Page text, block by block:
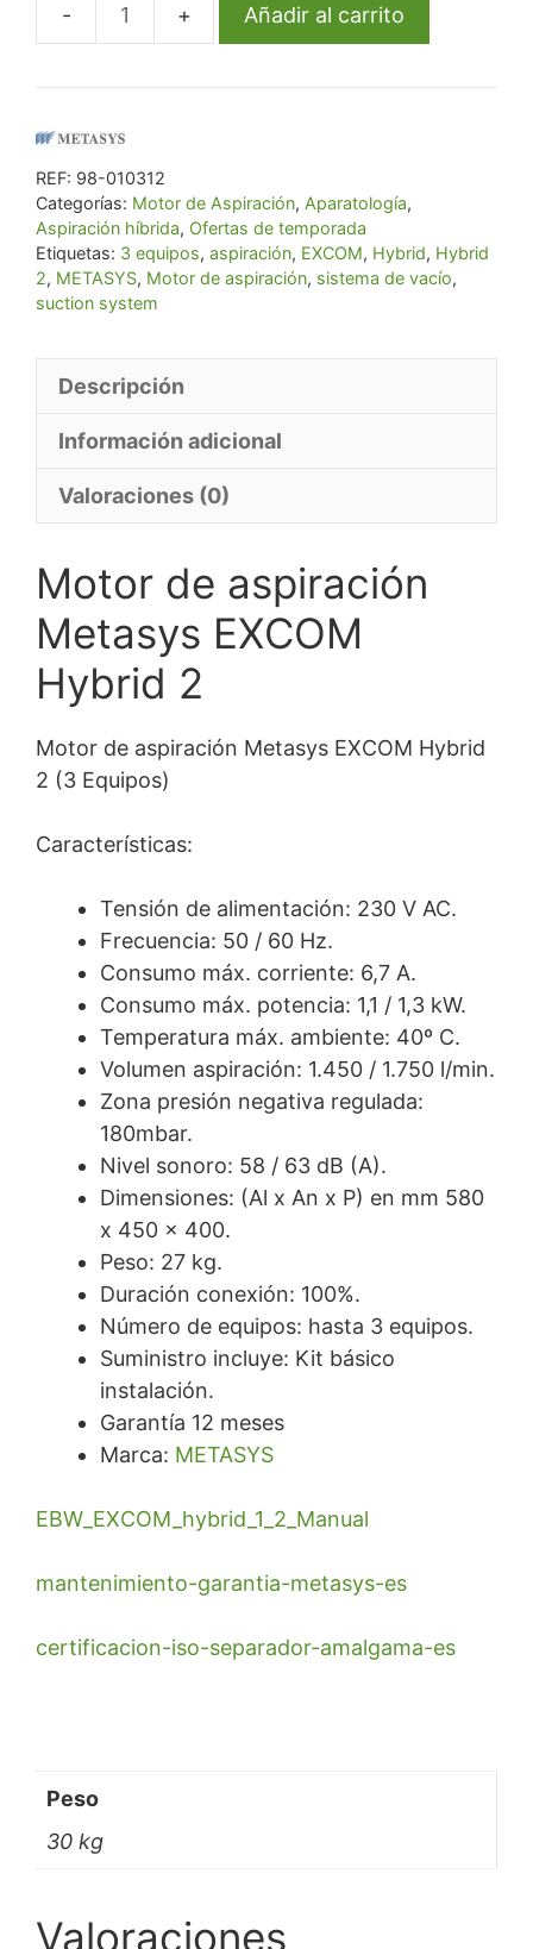
Motor
aspiración
2
cantidad
Añadir al carrito
REF: 98-010312
Categorías: Motor de Aspiración, Aparatología,
Aspiración híbrida, Ofertas de temporada
Etiquetas: 3 equipos, aspiración, EXCOM, Hybrid, Hybrid
2, METASYS, Motor de aspiración, sistema de vacío,
suction system
Descripción
Información adicional
Valoraciones (0)
Motor de aspiración
Metasys EXCOM
Hybrid 2
Motor de aspiración Metasys EXCOM Hybrid
2 (3 Equipos)
Características:
Tensión de alimentación: 230 V AC.
Frecuencia: 50 / 60 Hz.
Consumo máx. corriente: 6,7 A.
Consumo máx. potencia: 1,1 / 1,3 kW.
Temperatura máx. ambiente: 40º C.
Volumen aspiración: 1.450 / 1.750 l/min.
Zona presión negativa regulada:
180mbar.
Nivel sonoro: 58 / 63 dB (A).
Dimensiones: (Al x An x P) en mm 580
x 450 x 400.
Peso: 27 kg.
Duración conexión: 100%.
Número de equipos: hasta 3 equipos.
Suministro incluye: Kit básico
instalación.
Garantía 12 meses
Marca: METASYS
EBW_EXCOM_hybrid_1_2_Manual
mantenimiento-garantia-metasys-es
certificacion-iso-separador-amalgama-es
Peso
30 kg
Valoraciones